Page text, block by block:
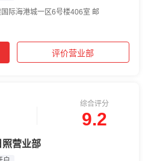
际海港城一区6号楼406室 邮
评价营业部
综合评分
9.2
照营业部